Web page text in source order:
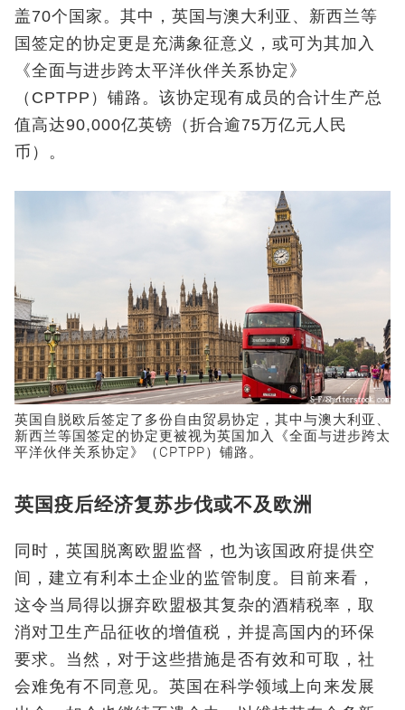
盖70个国家。其中，英国与澳大利亚、新西兰等
国签定的协定更是充满象征意义，或可为其加入
《全面与进步跨太平洋伙伴关系协定》
（CPTPP）铺路。该协定现有成员的合计生产总
值高达90,000亿英镑（折合逾75万亿元人民
币）。
英国自脱欧后签定了多份自由贸易协定，其中与澳大利亚、
新西兰等国签定的协定更被视为英国加入《全面与进步跨太
平洋伙伴关系协定》（CPTPP）铺路。
英国疫后经济复苏步伐或不及欧洲
同时，英国脱离欧盟监督，也为该国政府提供空
间，建立有利本土企业的监管制度。目前来看，
这令当局得以摒弃欧盟极其复杂的酒精税率，取
消对卫生产品征收的增值税，并提高国内的环保
要求。当然，对于这些措施是否有效和可取，社
会难免有不同意见。英国在科学领域上向来发展